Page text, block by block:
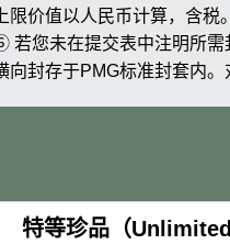
上限价值以人民币计算，含税。
若您未在提交表中注明所需
向封存于PMG标准封套内
特等珍品（